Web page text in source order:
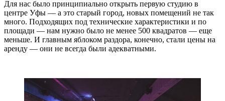
Для нас было принципиально открыть первую студию в
центре Уфы — а это старый город, новых помещений не так
много. Подходящих под технические характеристики и по
площади — нам нужно было не менее 500 квадратов — еще
меньше. И главным яблоком раздора, конечно, стали цены на
аренду — они не всегда были адекватными.